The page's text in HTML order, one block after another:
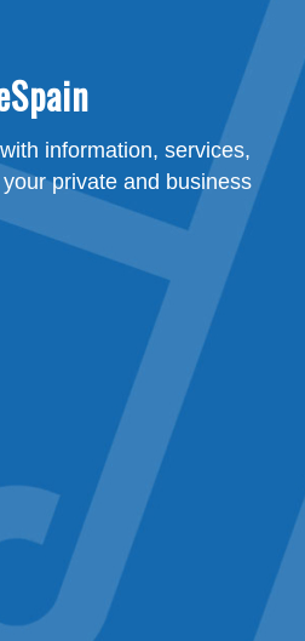
information, services,
private and business